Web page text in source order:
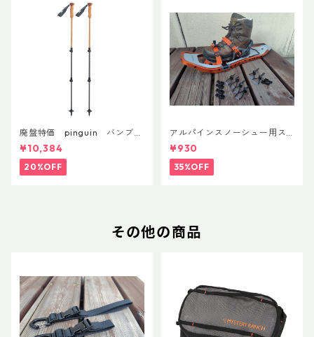
廃盤特価 pinguin バンブー
FLフォーム(ペア)
¥10,384
20%OFF
アルパインスノーシュー用ス
トラップキャッチ(ペア)
¥930
35%OFF
その他の商品